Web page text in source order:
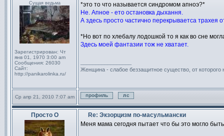
Сущая ведьма
Зарегистрирован: Чт
янв 01, 1970 3:00 am
Сообщения: 26030
Сайт:
http://panikarolinka.ru/
*это то что называется синдромом апноэ?*
Не. Апное - ето остановка дыхання.
А здесь просто частично перекрываетса трахея
*Но вот по хлебалу лодошкой то я как во сне
Здесь моей фантазии тож не хватает.
Женщина - слабое беззащитное существо, от которого
Ср апр 21, 2010 7:07 am
Профиль
Отправить личное
Просто О
Re: Экзорцизм по-масульмански
Меня мама сегодня пытает что бы это могло